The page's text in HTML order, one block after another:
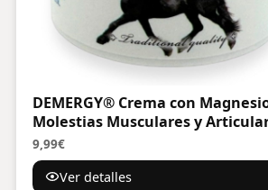
DEMERGY® Crema con
Molestias Musculares y
de Caballo Aliviar Dolor Espalda
Esenciales Naturales, para
Terapéuticos | Unisex – Todas las
9,99€
Ver detalles